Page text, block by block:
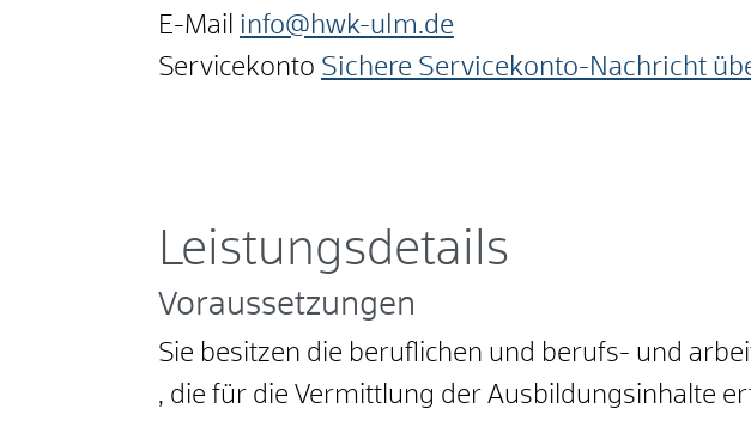
E-Mail info@hwk-ulm.de
Servicekonto Sichere Servicekonto-Nachricht
Leistungsdetails
Voraussetzungen
Sie besitzen die beruflichen und berufs- und
, die für die Vermittlung der Ausbildungsinhalte